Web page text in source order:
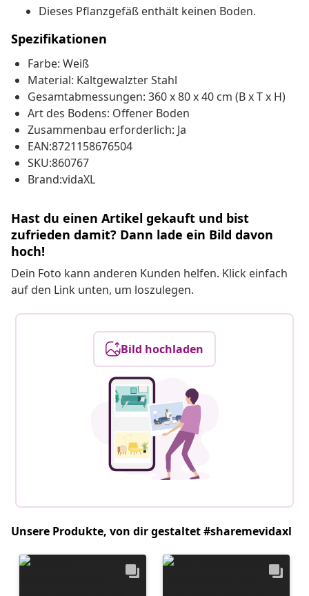
Dieses Pflanzgefäß enthält keinen Boden.
Spezifikationen
Farbe: Weiß
Material: Kaltgewalzter Stahl
Gesamtabmessungen: 360 x 80 x 40 cm (B x T x H)
Art des Bodens: Offener Boden
Zusammenbau erforderlich: Ja
EAN:8721158676504
SKU:860767
Brand:vidaXL
Hast du einen Artikel gekauft und bist
zufrieden damit? Dann lade ein Bild davon
hoch!
Dein Foto kann anderen Kunden helfen. Klick einfach
auf den Link unten, um loszulegen.
Bild hochladen
Unsere Produkte, von dir gestaltet #sharemevidaxl